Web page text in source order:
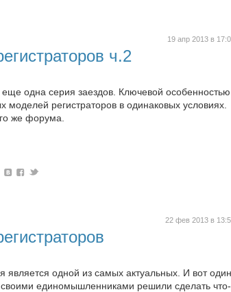
19 апр 2013 в
ч.2
одна серия заездов. Ключевой
регистраторов в одинаковых условиях.
же форума.
22 фев 2013 в
является одной из самых актуальных. И вот один
единомышленниками решили сделать что-